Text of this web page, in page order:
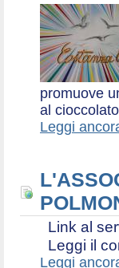
promuove
al
Leggi
Link al
Leggi il
Leggi